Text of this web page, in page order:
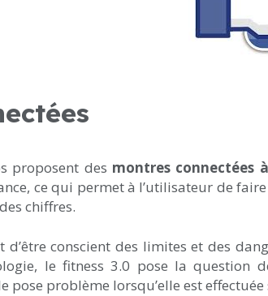
proposent des montres connectées
ce qui permet à l’utilisateur de
chiffres.
conscient des limites et des
le fitness 3.0 pose la question
problème lorsqu’elle est